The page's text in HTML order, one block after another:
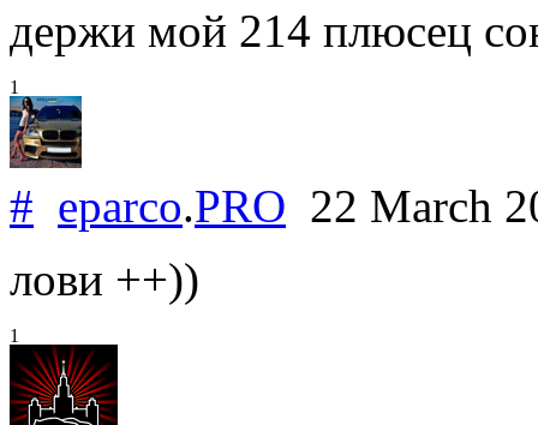
держи мой 214 плюсец
1
# eparco.PRO 22 March
лови ++))
1